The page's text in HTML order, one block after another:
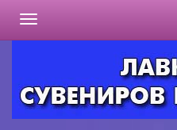
Toggle
navigation